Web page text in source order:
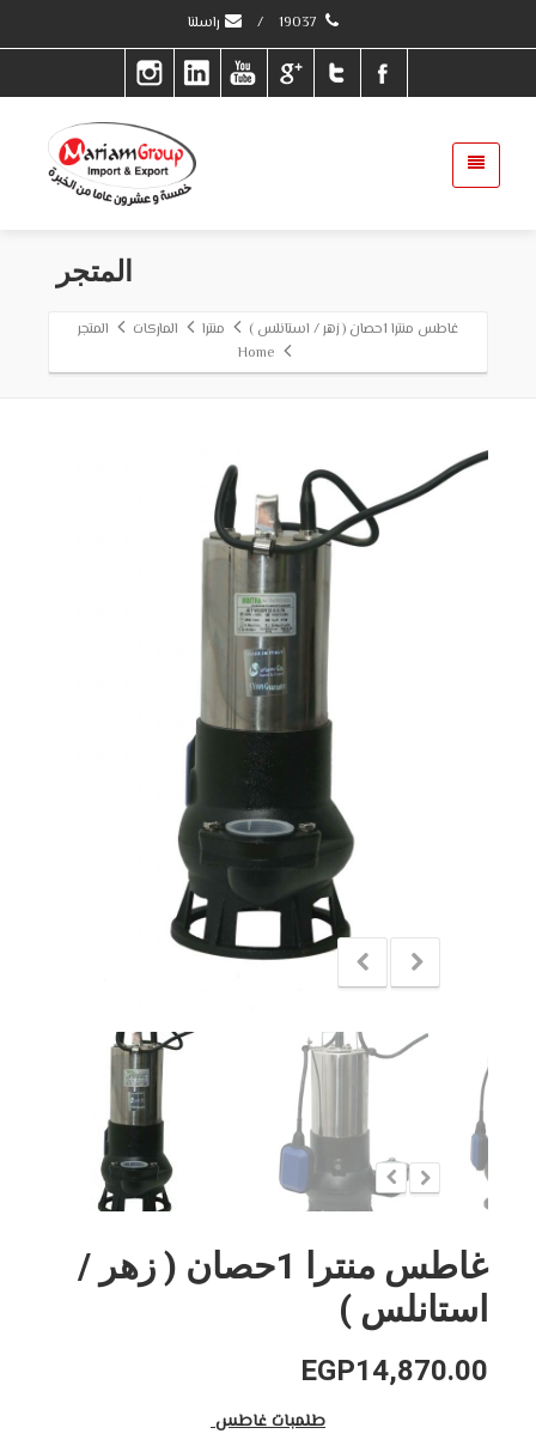
/ راسلنا
المتجر
غاطس منترا 1حصان ( زهر / استانلس ) منترا الماركات
المتجر
Home
غاطس منترا 1حصان ( زهر /
استانلس )
EGP14,870.00
طلمبات غاطس